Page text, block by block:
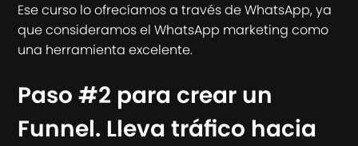
Ese curso lo ofrecíamos a través de WhatsApp, ya
que consideramos el WhatsApp marketing como
una herramienta excelente.
Paso #2 para crear un
Funnel. Lleva tráfico hacia